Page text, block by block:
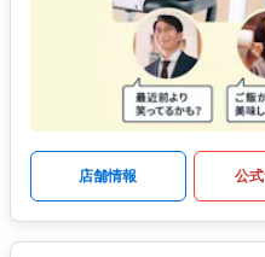
店舗情報 公